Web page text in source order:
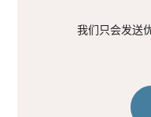
我们只会发送